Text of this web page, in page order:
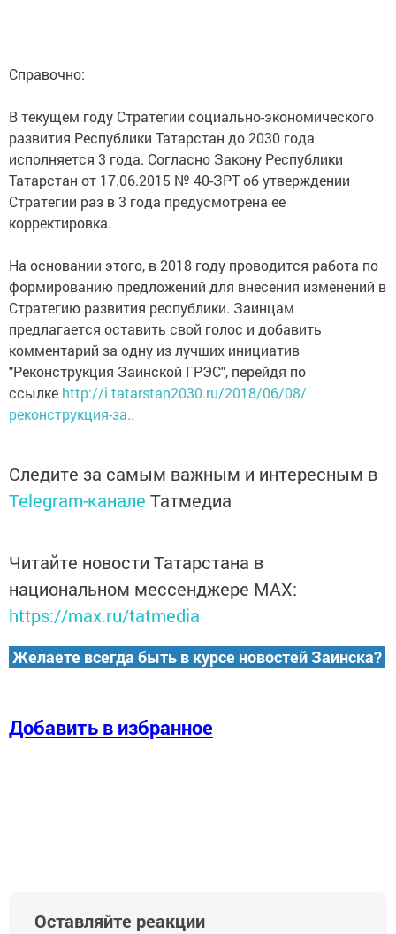
Справочно:
В текущем году Стратегии социально-экономического
развития Республики Татарстан до 2030 года
исполняется 3 года. Согласно Закону Республики
Татарстан от 17.06.2015 № 40-ЗРТ об утверждении
Стратегии раз в 3 года предусмотрена ее
корректировка.
На основании этого, в 2018 году проводится работа по
формированию предложений для внесения изменений в
Стратегию развития республики. Заинцам
предлагается оставить свой голос и добавить
комментарий за одну из лучших инициатив
"Реконструкция Заинской ГРЭС", перейдя по
ссылке http://i.tatarstan2030.ru/2018/06/08/
реконструкция-за..
Следите за самым важным и интересным в
Telegram-канале Татмедиа
Читайте новости Татарстана в
национальном мессенджере MАХ:
https://max.ru/tatmedia
Желаете всегда быть в курсе новостей Заинска?
Добавить в избранное
Оставляйте реакции